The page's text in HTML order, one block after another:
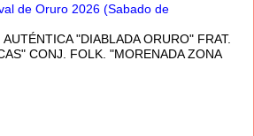
de Oruro 2026 (Sabado de
"DIABLADA ORURO" FRAT.
CONJ. FOLK. "MORENADA ZONA